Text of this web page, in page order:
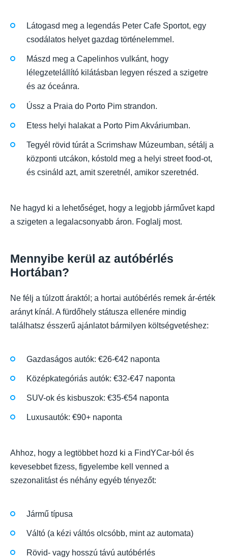
Látogasd meg a legendás Peter Cafe Sportot, egy
csodálatos helyet gazdag történelemmel.
Mászd meg a Capelinhos vulkánt, hogy
lélegzetelállító kilátásban legyen részed a szigetre
és az óceánra.
Ússz a Praia do Porto Pim strandon.
Etess helyi halakat a Porto Pim Akváriumban.
Tegyél rövid túrát a Scrimshaw Múzeumban, sétálj a
központi utcákon, kóstold meg a helyi street food-ot,
és csináld azt, amit szeretnél, amikor szeretnéd.
Ne hagyd ki a lehetőséget, hogy a legjobb járművet kapd
a szigeten a legalacsonyabb áron. Foglalj most.
Mennyibe kerül az autóbérlés
Hortában?
Ne félj a túlzott áraktól; a hortai autóbérlés remek ár-érték
arányt kínál. A fürdőhely státusza ellenére mindig
találhatsz ésszerű ajánlatot bármilyen költségvetéshez:
Gazdaságos autók: €26-€42 naponta
Középkategóriás autók: €32-€47 naponta
SUV-ok és kisbuszok: €35-€54 naponta
Luxusautók: €90+ naponta
Ahhoz, hogy a legtöbbet hozd ki a FindYCar-ból és
kevesebbet fizess, figyelembe kell venned a
szezonalitást és néhány egyéb tényezőt:
Jármű típusa
Váltó (a kézi váltós olcsóbb, mint az automata)
Rövid- vagy hosszú távú autóbérlés